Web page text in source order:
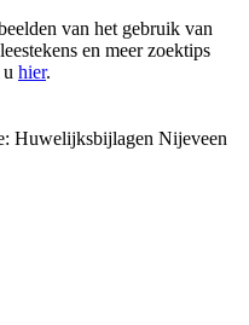
van het gebruik van
en meer zoektips
u hier.
Huwelijksbijlagen Nijeveen